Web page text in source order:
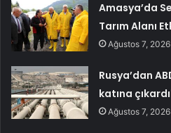
Amasya’da
Tarım Alanı
Ağustos 7, 2026
Rusya’dan
katına
Ağustos 7, 2026